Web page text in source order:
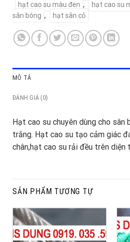
hạt cao su màu đen , hạt cao su
sân bóng , hạt sân cỏ
MÔ TẢ
ĐÁNH GIÁ (0)
Hạt cao su chuyên dùng cho sân
trắng. Hạt cao su tạo cảm giác
chân,hạt cao su rải đều trên diện
SẢN PHẨM TƯƠNG TỰ